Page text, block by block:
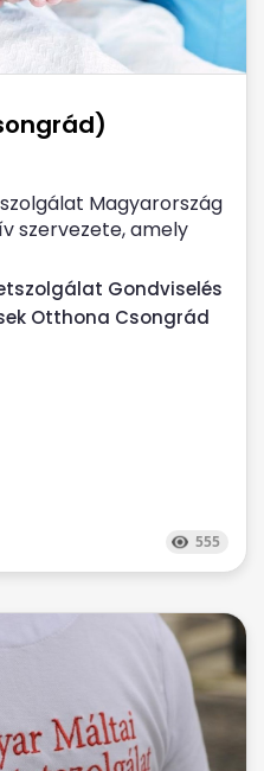
Magyarország
szervezete, amely
Gondviselés
Otthona Csongrád
555